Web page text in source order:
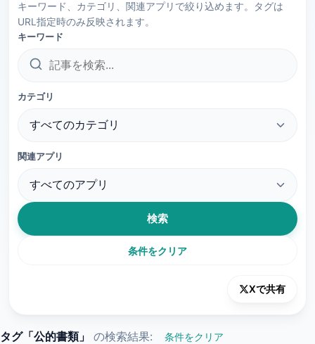
キーワード、カテゴリ、関連アプリで絞り込めます。タグは
URL指定時のみ反映されます。
キーワード
カテゴリ
関連アプリ
検索
条件をクリア
Xで共有
タグ「公的書類」 の検索結果: 条件をクリア